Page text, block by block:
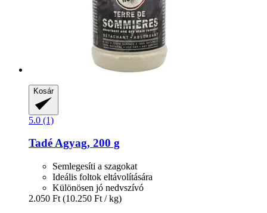
Kosár
5.0 (1)
TadéAgyag, 200 g
Semlegesíti a szagokat
Ideális foltok eltávolítására
Különösen jó nedvszívó
2.050 Ft (10.250 Ft / kg)